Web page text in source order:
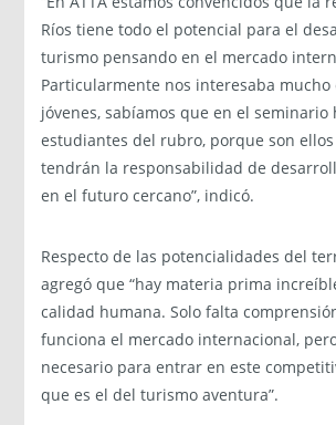
Ríos tiene todo el potencial para el
turismo pensando en el mercado
Particularmente nos interesaba mucho
jóvenes, sabíamos que en el seminario
estudiantes del rubro, porque son
tendrán la responsabilidad de
en el futuro cercano”, indicó.
Respecto de las potencialidades del
agregó que “hay materia prima
calidad humana. Solo falta
funciona el mercado internacional,
necesario para entrar en este
que es el del turismo aventura”.